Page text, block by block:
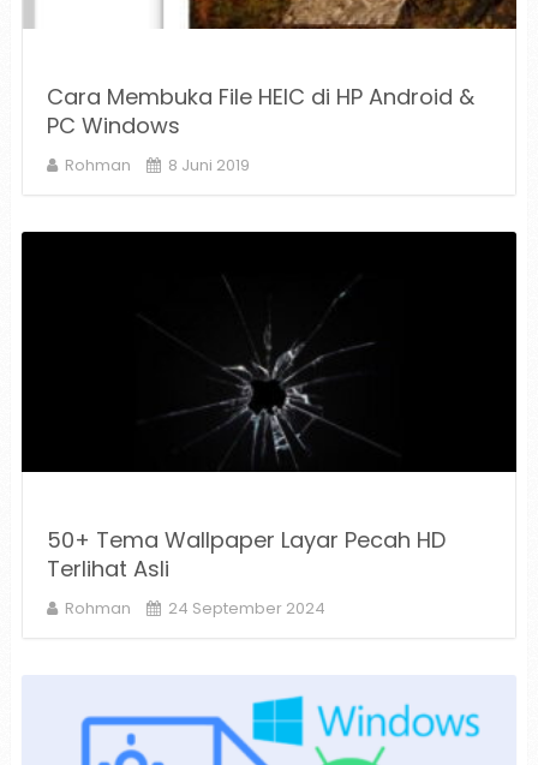
Cara Membuka File HEIC di HP Android &
PC Windows
Rohman 8 Juni 2019
50+ Tema Wallpaper Layar Pecah HD
Terlihat Asli
Rohman 24 September 2024